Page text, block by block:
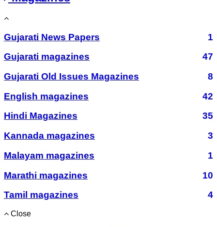
Gujarati News Papers
1
Gujarati magazines
47
Gujarati Old Issues Magazines
8
English magazines
42
Hindi Magazines
35
Kannada magazines
3
Malayam magazines
1
Marathi magazines
10
Tamil magazines
4
Close